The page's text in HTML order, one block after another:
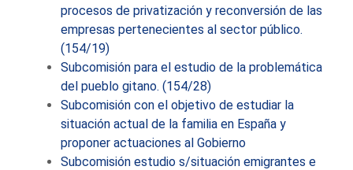
procesos de privatización y reconversión de las
empresas pertenecientes al sector público.
(154/19)
Subcomisión para el estudio de la problemática
del pueblo gitano. (154/28)
Subcomisión con el objetivo de estudiar la
situación actual de la familia en España y
proponer actuaciones al Gobierno
Subcomisión estudio s/situación emigrantes e